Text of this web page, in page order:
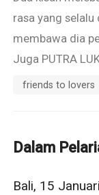
rasa yang
membawa dia
Juga PUTRA
penyesalan dari
untuk
telah hilang?
friends to lovers
Dalam
Bali, 15